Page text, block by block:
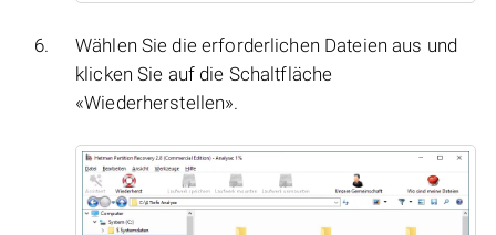
Wählen Sie die erforderlichen Dateien aus und
klicken Sie auf die Schaltfläche
«Wiederherstellen».